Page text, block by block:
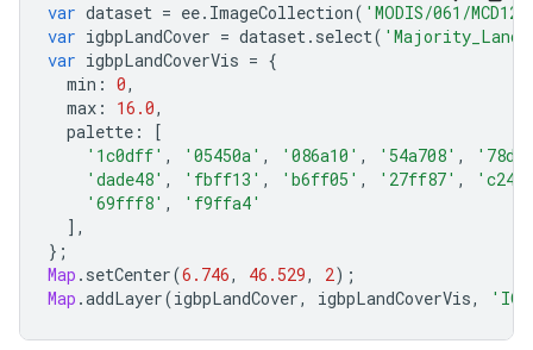
var dataset = ee. ImageCollection( 'MODIS/061/
var igbpLandCover = dataset. select(
var igbpLandCoverVis = {
min : 0,
max : 16.0,
palette :
[
'1c0dff' , '05450a' , '086a10' , '54a708' ,
'dade48' , 'fbff13' , 'b6ff05' , '27ff87' ,
'69fff8' ,
'f9ffa4'
],
};
Map . setCenter(6.746, 46.529, 2);
Map .addLayer(igbpLandCover, igbpLandCoverVis,